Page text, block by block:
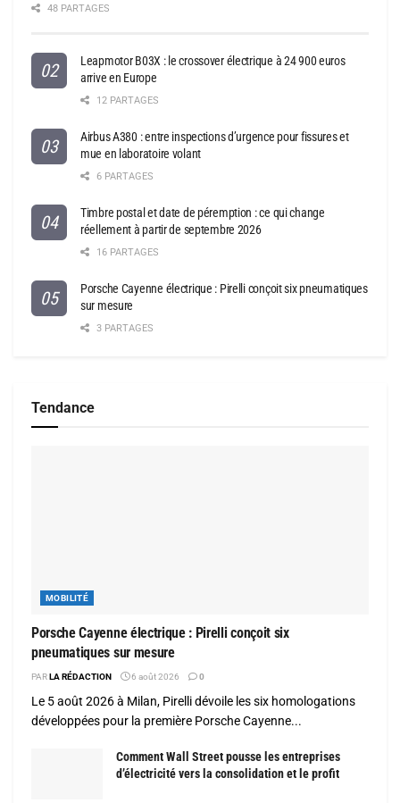
48 PARTAGES
Leapmotor B03X : le crossover électrique à 24 900 euros
arrive en Europe
12 PARTAGES
Airbus A380 : entre inspections d’urgence pour fissures et
mue en laboratoire volant
6 PARTAGES
Timbre postal et date de péremption : ce qui change
réellement à partir de septembre 2026
16 PARTAGES
Porsche Cayenne électrique : Pirelli conçoit six pneumatiques
sur mesure
3 PARTAGES
Tendance
MOBILITÉ
Porsche Cayenne électrique : Pirelli conçoit six
pneumatiques sur mesure
PARLA RÉDACTION 6 août 2026 0
Le 5 août 2026 à Milan, Pirelli dévoile les six homologations
développées pour la première Porsche Cayenne...
Comment Wall Street pousse les entreprises
d’électricité vers la consolidation et le profit